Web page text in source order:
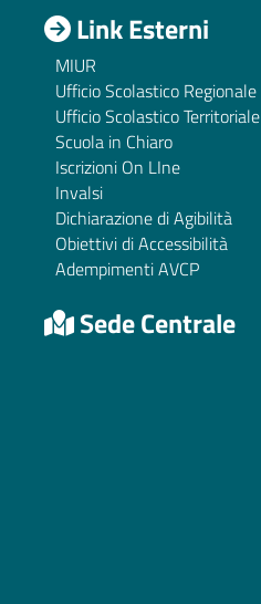
Link Esterni
MIUR
Ufficio Scolastico Regionale
Ufficio Scolastico Territoriale
Scuola in Chiaro
Iscrizioni On LIne
Invalsi
Dichiarazione di Agibilità
Obiettivi di Accessibilità
Adempimenti AVCP
Sede Centrale